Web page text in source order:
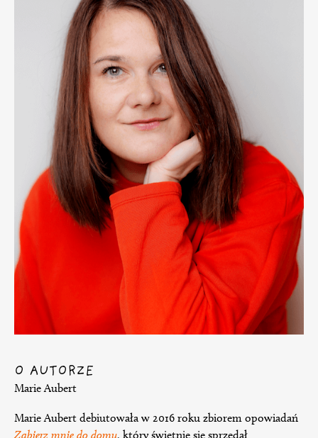
O AUTORZE
Marie Aubert
Marie Aubert debiutowała w 2016 roku zbiorem opowiadań
Zabierz mnie do domu, który świetnie się sprzedał